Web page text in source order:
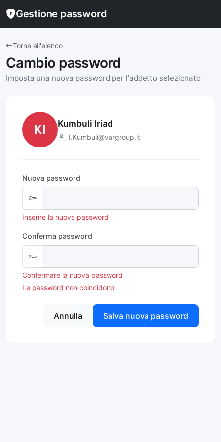
Gestione password
Torna all'elenco
Cambio password
Imposta una nuova password per l'addetto selezionato
KI Kumbuli Iriad
I.Kumbuli@vargroup.it
Nuova password
Inserire la nuova password
Conferma password
Confermare la nuova password
Le password non coincidono
Annulla